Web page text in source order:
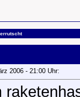
2006 - 21:00 Uhr: